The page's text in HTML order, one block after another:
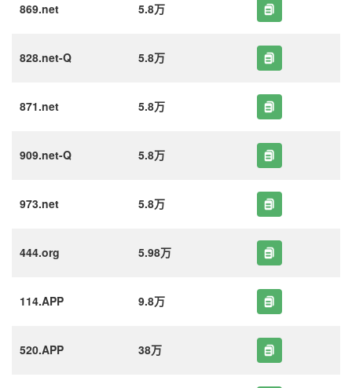
869.net 5.8万
828.net-Q 5.8万
871.net 5.8万
909.net-Q 5.8万
973.net 5.8万
444.org 5.98万
114.APP 9.8万
520.APP 38万